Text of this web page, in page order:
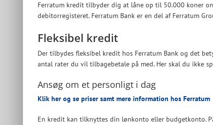
Ferratum kredit tilbyder dig at låne op til 50.000 koner
debitorregisteret. Ferratum Bank er en del af Ferratum
Fleksibel kredit
Der tilbydes fleksibel kredit hos Ferratum Bank og det
antal rater du vil tilbagebetale på med. Her skal du ikke
Ansøg om et personligt i dag
Klik her og se priser samt mere information hos Ferratum
En kredit kan tilknyttes din lønkonto eller budgetkonto.